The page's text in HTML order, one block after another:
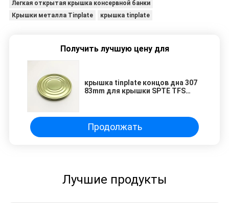
Легкая открытая крышка консервной банки
Крышки металла Tinplate
крышка tinplate
Получить лучшую цену для
крышка tinplate концов дна 307
83mm для крышки SPTE TFS
Продолжать
Лучшие продукты